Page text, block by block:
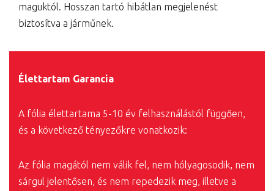
maguktól. Hosszan tartó hibátlan megjelenést
biztosítva a járműnek.
Élettartam Garancia
A fólia élettartama 5-10 év felhasználástól függően,
és a következő tényezőkre vonatkozik:
Az fólia magától nem válik fel, nem hólyagosodik, nem
sárgul jelentősen, és nem repedezik meg, illetve a